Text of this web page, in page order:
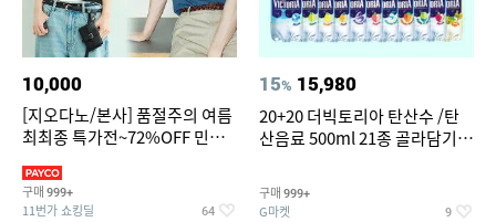
10,000
[지오다노/본사] 품절주의 여름
최최종 특가전~72%OFF 민소
구매 999+
11번가 쇼킹딜 64
15% 15,980
20+20 더빅토리아 탄산수 /탄
산음료 500ml 21종 골라담기
구매 999+
G마켓 9